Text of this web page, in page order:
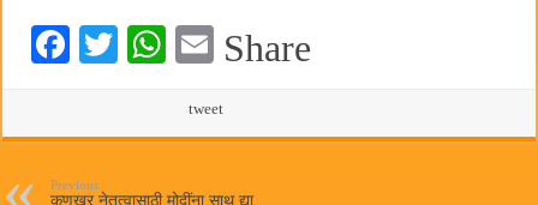
Fa T
W
ts
E
ail
Share
tweet
Previous
कणखर नेतृत्वासाठी मोदींना साथ द्या